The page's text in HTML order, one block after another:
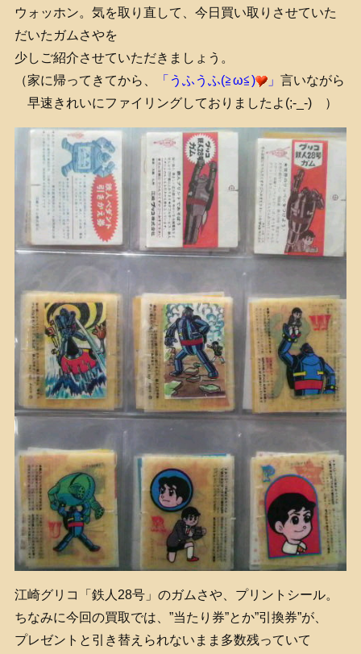
ウォッホン。気を取り直して、今日買い取りさせていた
だいたガムさやを
少しご紹介させていただきましょう。
（家に帰ってきてから、
「うふうふ(≧ω≦) 」 言いながら
早速きれいにファイリングしておりましたよ(;-_-) ）
江崎グリコ「鉄人28号」のガムさや、プリントシール。
ちなみに今回の買取では、”当たり券”とか”引換券”が、
プレゼントと引き替えられないまま多数残っていて